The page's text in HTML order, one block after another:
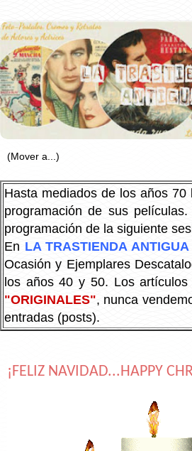
Hasta mediados de los años 70
programación de sus
programación de la siguiente
En LA TRASTIENDA ANTIGUA
Ocasión y Ejemplares
los años 40 y 50. Los
"ORIGINALES", nunca
entradas (posts).
¡FELIZ NAVIDAD...HAPPY